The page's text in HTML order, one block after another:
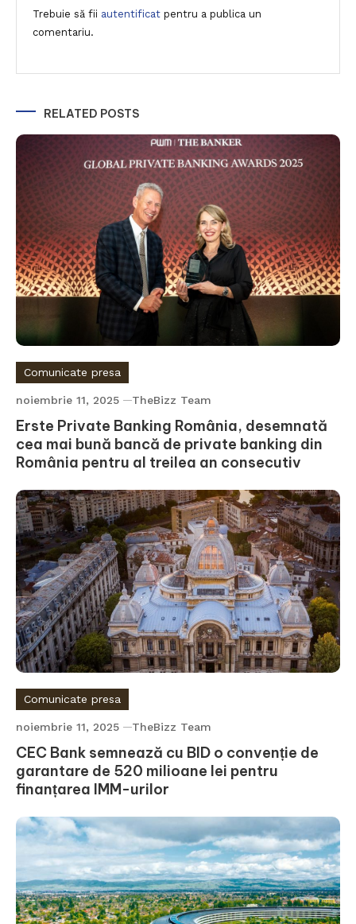
Trebuie să fii autentificat pentru a publica un
comentariu.
RELATED POSTS
Comunicate presa
noiembrie 11, 2025 TheBizz Team
Erste Private Banking România, desemnată
cea mai bună bancă de private banking din
România pentru al treilea an consecutiv
Comunicate presa
noiembrie 11, 2025 TheBizz Team
CEC Bank semnează cu BID o convenție de
garantare de 520 milioane lei pentru
finanțarea IMM-urilor